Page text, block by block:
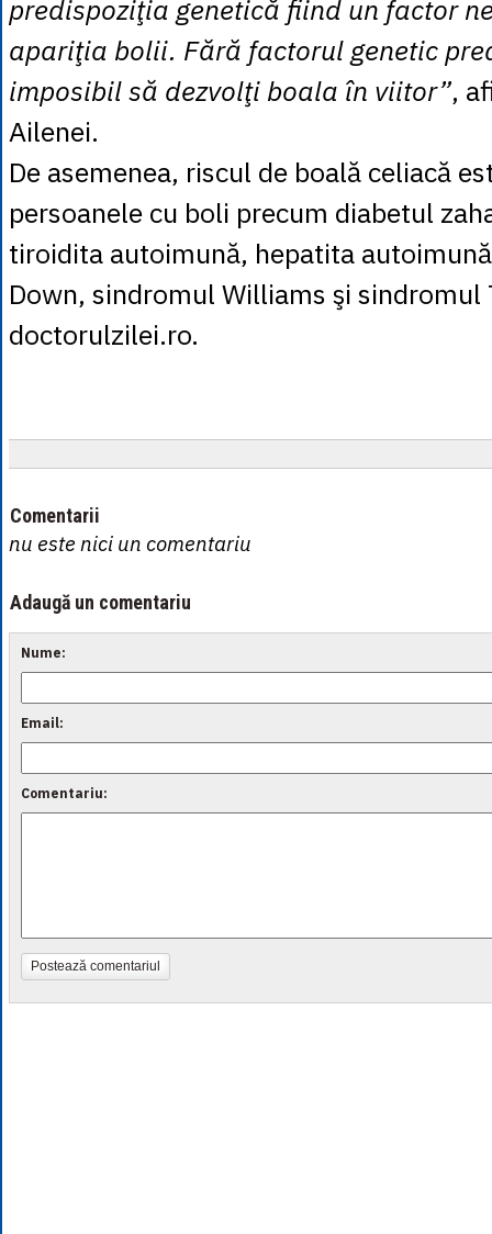
predispoziţia genetică fiind un factor
apariţia bolii. Fără factorul genetic
imposibil să dezvolţi boala în viitor”,
Ailenei.
De asemenea, riscul de boală celiacă
persoanele cu boli precum diabetul
tiroidita autoimună, hepatita
Down, sindromul Williams şi sindromul
doctorulzilei.ro.
Comentarii
nu este nici un comentariu
Adaugă un comentariu
Nume:
Email:
Comentariu:
Postează comentariul